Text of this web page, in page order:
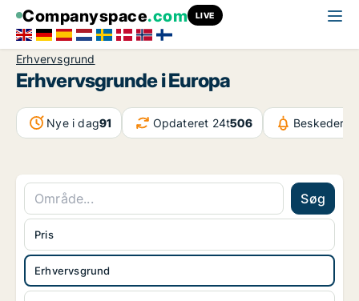
Companyspace.com LIVE
Erhvervsgrund
Erhvervsgrunde i Europa
Nye i dag91 Opdateret 24t506 Beskeder i
Søg
Erhvervsgrund
Pris